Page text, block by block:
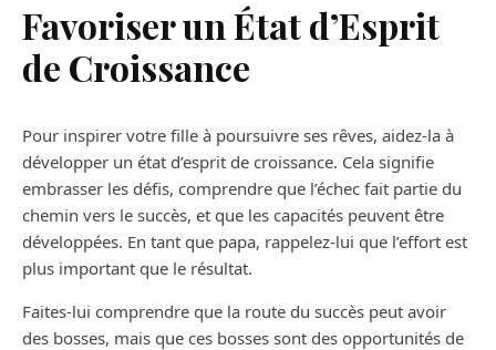
Favoriser un État d’Esprit
de Croissance
Pour inspirer votre fille à poursuivre ses rêves, aidez-la à
développer un état d’esprit de croissance. Cela signifie
embrasser les défis, comprendre que l’échec fait partie du
chemin vers le succès, et que les capacités peuvent être
développées. En tant que papa, rappelez-lui que l’effort est
plus important que le résultat.
Faites-lui comprendre que la route du succès peut avoir
des bosses, mais que ces bosses sont des opportunités de